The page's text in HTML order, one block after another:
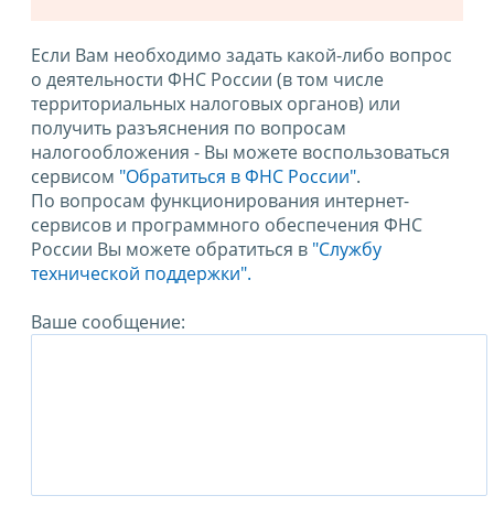
Если Вам необходимо задать какой-либо вопрос
о деятельности ФНС России (в том числе
территориальных налоговых органов) или
получить разъяснения по вопросам
налогообложения - Вы можете воспользоваться
сервисом "Обратиться в ФНС России".
По вопросам функционирования интернет-
сервисов и программного обеспечения ФНС
России Вы можете обратиться в "Службу
технической поддержки".
Ваше сообщение: